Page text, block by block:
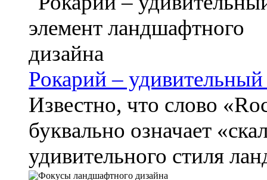
Рокарий –
Известно, что слово
буквально означает
удивительного стиля